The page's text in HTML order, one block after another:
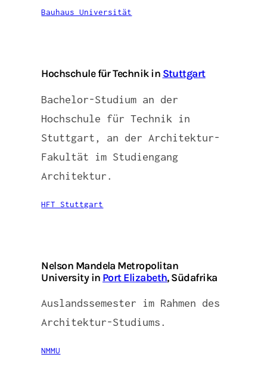
Bauhaus Universität
Hochschule für Technik in Stuttgart
Bachelor-Studium an der
Hochschule für Technik in
Stuttgart, an der Architektur-
Fakultät im Studiengang
Architektur.
HFT Stuttgart
Nelson Mandela Metropolitan
University in Port Elizabeth, Südafrika
Auslandssemester im Rahmen des
Architektur-Studiums.
NMMU